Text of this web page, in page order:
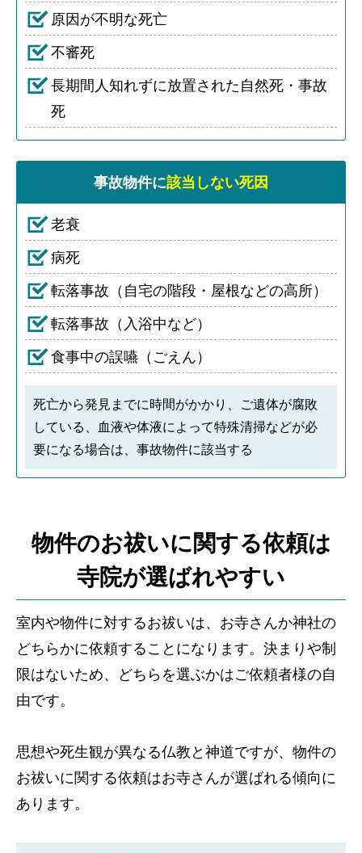
原因が不明な死亡
不審死
長期間人知れずに放置された自然死・事故
死
事故物件に該当しない死因
老衰
病死
転落事故（自宅の階段・屋根などの高所）
転落事故（入浴中など）
食事中の誤嚥（ごえん）
死亡から発見までに時間がかかり、ご遺体が腐敗
している、血液や体液によって特殊清掃などが必
要になる場合は、事故物件に該当する
物件のお祓いに関する依頼は
寺院が選ばれやすい
室内や物件に対するお祓いは、お寺さんか神社の
どちらかに依頼することになります。決まりや制
限はないため、どちらを選ぶかはご依頼者様の自
由です。
思想や死生観が異なる仏教と神道ですが、物件の
お祓いに関する依頼はお寺さんが選ばれる傾向に
あります。